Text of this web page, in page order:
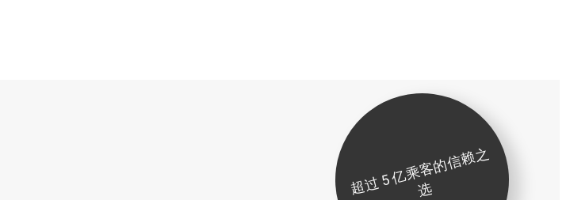
超
过
5
亿
乘
客
的
信
赖
之
选